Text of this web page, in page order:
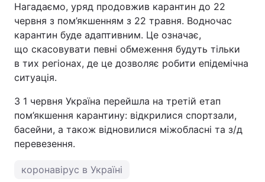
Нагадаємо, уряд продовжив карантин до 22
червня з пом’якшенням з 22 травня. Водночас
карантин буде адаптивним. Це означає,
що скасовувати певні обмеження будуть тільки
в тих регіонах, де це дозволяє робити епідемічна
ситуація.
З 1 червня Україна перейшла на третій етап
пом’якшення карантину: відкрилися спортзали,
басейни, а також відновилися міжобласні та з/д
перевезення.
коронавірус в Україні